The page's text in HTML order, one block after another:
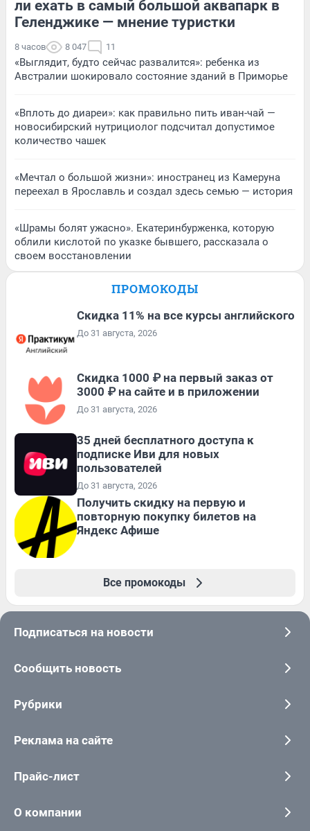
ли ехать в самый большой аквапарк в
Геленджике — мнение туристки
8 часов 8 047 11
«Выглядит, будто сейчас развалится»: ребенка из
Австралии шокировало состояние зданий в Приморье
«Вплоть до диареи»: как правильно пить иван-чай —
новосибирский нутрициолог подсчитал допустимое
количество чашек
«Мечтал о большой жизни»: иностранец из Камеруна
переехал в Ярославль и создал здесь семью — история
«Шрамы болят ужасно». Екатеринбурженка, которую
облили кислотой по указке бывшего, рассказала о
своем восстановлении
ПРОМОКОДЫ
Скидка 11% на все курсы английского
До 31 августа, 2026
Скидка 1000 ₽ на первый заказ от
3000 ₽ на сайте и в приложении
До 31 августа, 2026
35 дней бесплатного доступа к
подписке Иви для новых
пользователей
До 31 августа, 2026
Получить скидку на первую и
повторную покупку билетов на
Яндекс Афише
Все промокоды
Подписаться на новости
Сообщить новость
Рубрики
Реклама на сайте
Прайс-лист
О компании